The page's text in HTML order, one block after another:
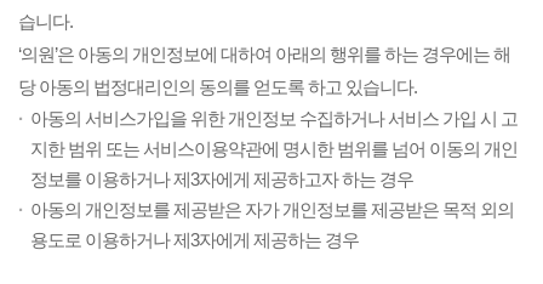
습니다.
‘의원’은 아동의 개인정보에 대하여 아래의 행위를 하는 경우에는 해
당 아동의 법정대리인의 동의를 얻도록 하고 있습니다.
아동의 서비스가입을 위한 개인정보 수집하거나 서비스 가입 시 고
지한 범위 또는 서비스이용약관에 명시한 범위를 넘어 이동의 개인
정보를 이용하거나 제3자에게 제공하고자 하는 경우
아동의 개인정보를 제공받은 자가 개인정보를 제공받은 목적 외의
용도로 이용하거나 제3자에게 제공하는 경우